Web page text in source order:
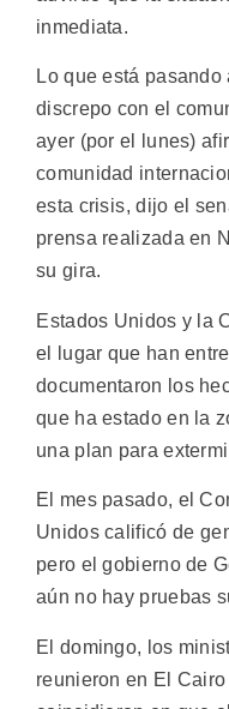
inmediata.
Lo que está
discrepo con el
ayer (por el lunes)
comunidad
esta crisis, dijo el
prensa realizada en
su gira.
Estados Unidos y la
el lugar que han
documentaron los
que ha estado en la
una plan para
El mes pasado, el
Unidos calificó de
pero el gobierno de
aún no hay pruebas
El domingo, los
reunieron en El